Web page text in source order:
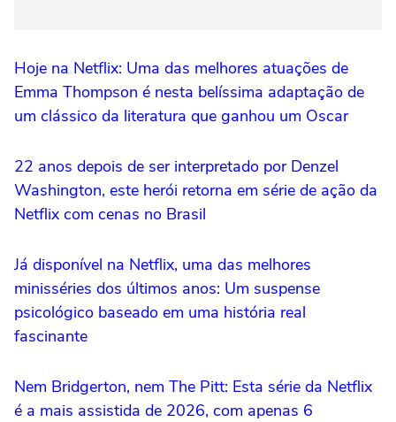
Hoje na Netflix: Uma das melhores atuações de
Emma Thompson é nesta belíssima adaptação de
um clássico da literatura que ganhou um Oscar
22 anos depois de ser interpretado por Denzel
Washington, este herói retorna em série de ação da
Netflix com cenas no Brasil
Já disponível na Netflix, uma das melhores
minisséries dos últimos anos: Um suspense
psicológico baseado em uma história real
fascinante
Nem Bridgerton, nem The Pitt: Esta série da Netflix
é a mais assistida de 2026, com apenas 6